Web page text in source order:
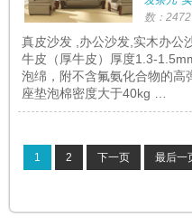
数：2472
真皮沙发 ,办公沙发,实木办公
牛皮（厚牛皮）厚度1.3-
泡绵，附不含氟氨化合物的高
座垫泡棉密度大于40kg …
1 2 下一页 最后一